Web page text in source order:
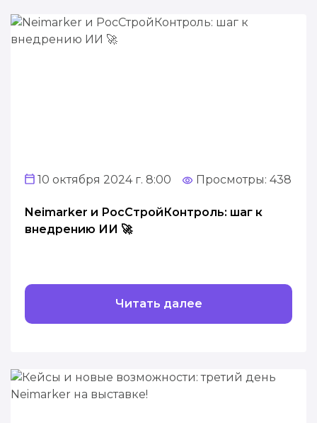
10 октября 2024 г. 8:00 Просмотры: 438
Neimarker и РосСтройКонтроль: шаг к
внедрению ИИ 🚀
Читать далее